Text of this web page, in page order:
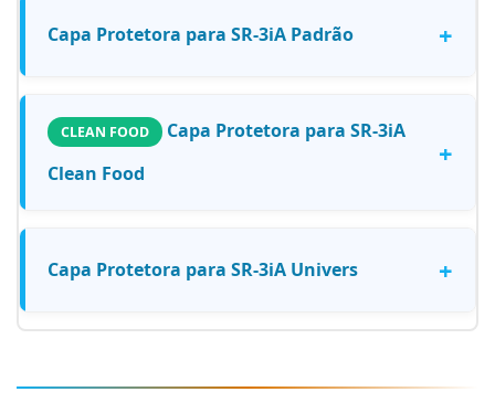
Capa Protetora para SR-3iA Padrão +
CLEAN FOOD
Capa Protetora para SR-3iA
Clean Food
+
Capa Protetora para SR-3iA Univers +